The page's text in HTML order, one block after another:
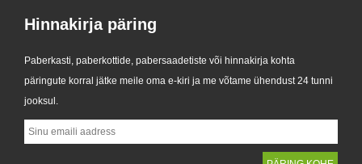
Hinnakirja päring
Paberkasti, paberkottide, pabersaadetiste või hinnakirja kohta
päringute korral jätke meile oma e-kiri ja me võtame ühendust 24 tunni
jooksul.